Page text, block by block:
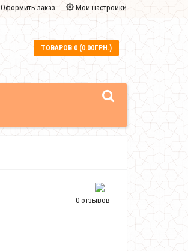
Оформить заказ Мои настройки
ТОВАРОВ 0 (0.00ГРН.)
0 отзывов